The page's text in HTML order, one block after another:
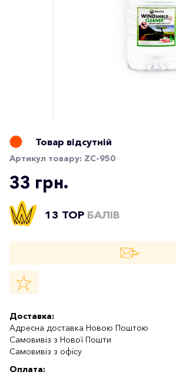
Товар відсутній
Артикул товару: ZC-950
33 грн.
13 TOP БАЛІВ
Доставка:
Адресна доставка Новою Поштою
Самовивіз з Нової Пошти
Самовивіз з офісу
Оплата: